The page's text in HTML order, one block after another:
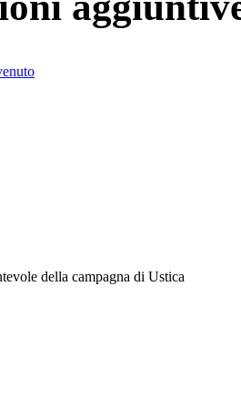
della campagna di Ustica